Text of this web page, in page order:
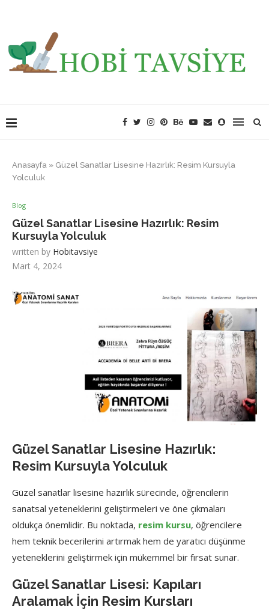
Anasayfa » Güzel Sanatlar Lisesine Hazırlık: Resim Kursuyla
Yolculuk
Blog
Güzel Sanatlar Lisesine Hazırlık: Resim
Kursuyla Yolculuk
written by Hobitavsiye
Mart 4, 2024
Güzel Sanatlar Lisesine Hazırlık:
Resim Kursuyla Yolculuk
Güzel sanatlar lisesine hazırlık sürecinde, öğrencilerin
sanatsal yeteneklerini geliştirmeleri ve öne çıkmaları
oldukça önemlidir. Bu noktada, resim kursu, öğrencilere
hem teknik becerilerini artırmak hem de yaratıcı düşünme
yeteneklerini geliştirmek için mükemmel bir fırsat sunar.
Güzel Sanatlar Lisesi: Kapıları
Aralamak İçin Resim Kursları